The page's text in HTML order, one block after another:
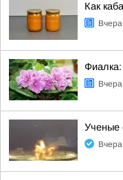
Как
Ученые